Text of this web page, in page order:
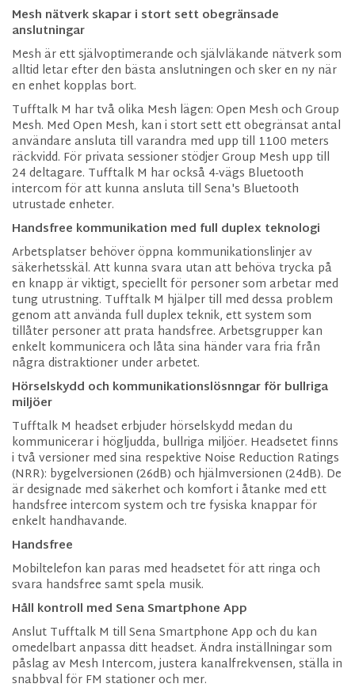
Mesh nätverk skapar i stort sett obegränsade
anslutningar
Mesh är ett självoptimerande och självläkande nätverk som
alltid letar efter den bästa anslutningen och sker en ny när
en enhet kopplas bort.
Tufftalk M har två olika Mesh lägen: Open Mesh och Group
Mesh. Med Open Mesh, kan i stort sett ett obegränsat antal
användare ansluta till varandra med upp till 1100 meters
räckvidd. För privata sessioner stödjer Group Mesh upp till
24 deltagare. Tufftalk M har också 4-vägs Bluetooth
intercom för att kunna ansluta till Sena's Bluetooth
utrustade enheter.
Handsfree kommunikation med full duplex teknologi
Arbetsplatser behöver öppna kommunikationslinjer av
säkerhetsskäl. Att kunna svara utan att behöva trycka på
en knapp är viktigt, speciellt för personer som arbetar med
tung utrustning. Tufftalk M hjälper till med dessa problem
genom att använda full duplex teknik, ett system som
tillåter personer att prata handsfree. Arbetsgrupper kan
enkelt kommunicera och låta sina händer vara fria från
några distraktioner under arbetet.
Hörselskydd och kommunikationslösnngar för bullriga
miljöer
Tufftalk M headset erbjuder hörselskydd medan du
kommunicerar i högljudda, bullriga miljöer. Headsetet finns
i två versioner med sina respektive Noise Reduction Ratings
(NRR): bygelversionen (26dB) och hjälmversionen (24dB). De
är designade med säkerhet och komfort i åtanke med ett
handsfree intercom system och tre fysiska knappar för
enkelt handhavande.
Handsfree
Mobiltelefon kan paras med headsetet för att ringa och
svara handsfree samt spela musik.
Håll kontroll med Sena Smartphone App
Anslut Tufftalk M till Sena Smartphone App och du kan
omedelbart anpassa ditt headset. Ändra inställningar som
påslag av Mesh Intercom, justera kanalfrekvensen, ställa in
snabbval för FM stationer och mer.